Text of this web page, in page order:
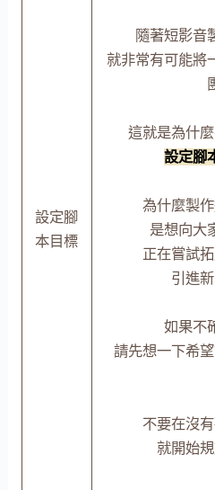
設定腳
本目標
隨著短影音
就非常有可能將
這就是為什
設定腳
為什麼製
是想向大
正在嘗試
引進
如果不
請先想一下希
不要在沒
就開始